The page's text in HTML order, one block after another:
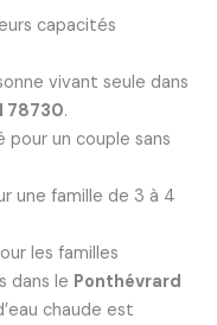
capacités
vivant seule dans
78730.
un couple sans
une famille de 3 à 4
les familles
dans le Ponthévrard
chaude est